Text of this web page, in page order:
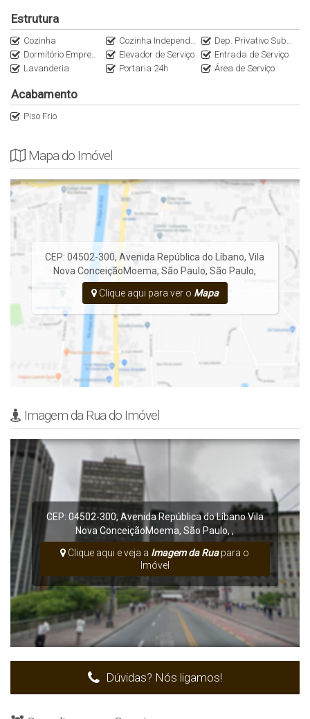
Estrutura
Cozinha Cozinha Independente
Dep. Privativo Subsolo
Dormitório Empregada
Elevador de Serviço
Entrada de Serviço
Lavanderia
Portaria 24h Área de Serviço
Acabamento
Piso Frio
Mapa do Imóvel
CEP: 04502-300,Avenida República do Líbano,Vila
Nova ConceiçãoMoema,São Paulo,São Paulo,
Clique aqui para ver o Mapa
Imagem da Rua do Imóvel
CEP: 04502-300, Avenida República do LíbanoVila
Nova ConceiçãoMoema,São Paulo,,
Clique aqui e veja a Imagem da Ruapara o
Imóvel
Dúvidas? Nós ligamos!